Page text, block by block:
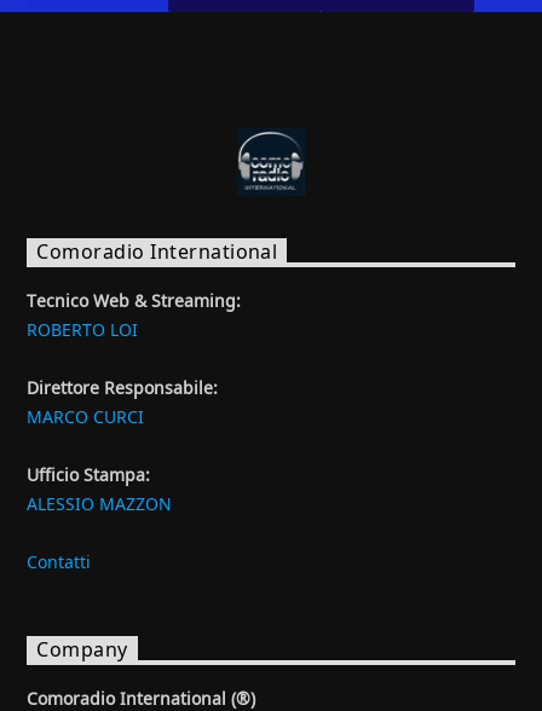
Comoradio International
Tecnico Web & Streaming:
ROBERTO LOI
Direttore Responsabile:
MARCO CURCI
Ufficio Stampa:
ALESSIO MAZZON
Contatti
Company
Comoradio International (®)